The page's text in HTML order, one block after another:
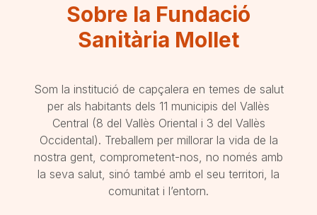
Sobre la Fundació
Sanitària Mollet
Som la institució de capçalera en temes de salut
per als habitants dels 11 municipis del Vallès
Central (8 del Vallès Oriental i 3 del Vallès
Occidental). Treballem per millorar la vida de la
nostra gent, comprometent-nos, no només amb
la seva salut, sinó també amb el seu territori, la
comunitat i l’entorn.